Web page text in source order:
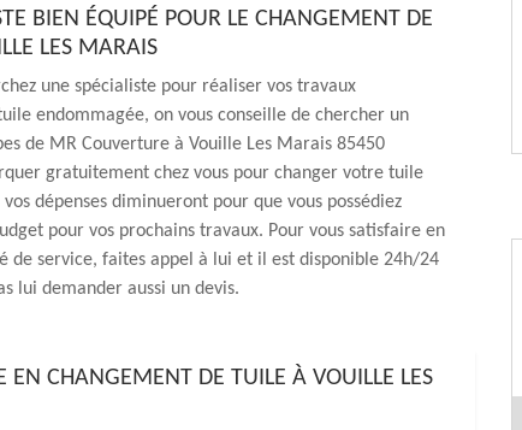
BIEN ÉQUIPÉ POUR LE CHANGEMENT DE
LES MARAIS
une spécialiste pour réaliser vos travaux
endommagée, on vous conseille de chercher un
de MR Couverture à Vouille Les Marais 85450
gratuitement chez vous pour changer votre tuile
dépenses diminueront pour que vous possédiez
pour vos prochains travaux. Pour vous satisfaire en
de service, faites appel à lui et il est disponible 24h/24
lui demander aussi un devis.
EN CHANGEMENT DE TUILE À VOUILLE LES